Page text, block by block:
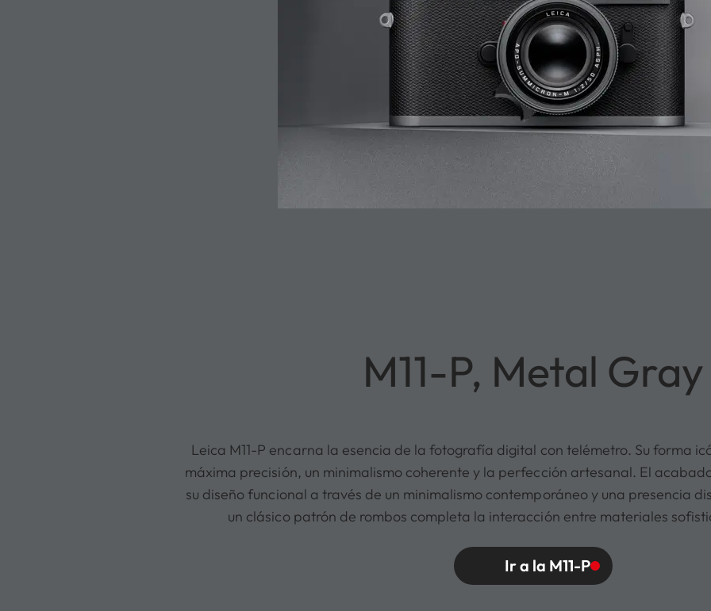
M11-P, Metal Gray
Leica M11-P encarna la esencia de la fotografía digital con telémetro. Su forma
máxima precisión, un minimalismo coherente y la perfección artesanal. El
su diseño funcional a través de un minimalismo contemporáneo y una presencia
un clásico patrón de rombos completa la interacción entre materiales
Ir a la M11-P